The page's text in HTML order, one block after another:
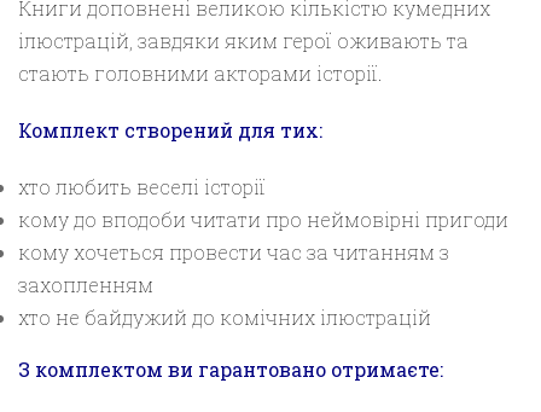
Книги доповнені великою кількістю кумедних
ілюстрацій, завдяки яким герої оживають та
стають головними акторами історії.
Комплект створений для тих:
хто любить веселі історії
кому до вподоби читати про неймовірні пригоди
кому хочеться провести час за читанням з
захопленням
хто не байдужий до комічних ілюстрацій
З комплектом ви гарантовано отримаєте: